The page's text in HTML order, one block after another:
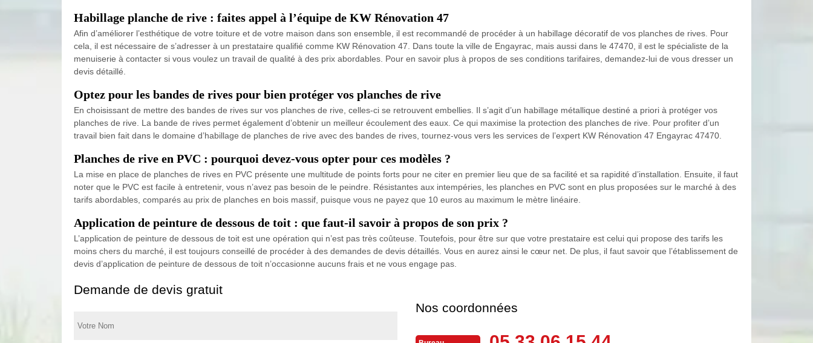
Habillage planche de rive : faites appel à l’équipe de KW Rénovation 47
Afin d’améliorer l’esthétique de votre toiture et de votre maison dans son ensemble, il est recommandé de procéder à un habillage décoratif de vos planches de rives. Pour
cela, il est nécessaire de s’adresser à un prestataire qualifié comme KW Rénovation 47. Dans toute la ville de Engayrac, mais aussi dans le 47470, il est le spécialiste de la
menuiserie à contacter si vous voulez un travail de qualité à des prix abordables. Pour en savoir plus à propos de ses conditions tarifaires, demandez-lui de vous dresser un
devis détaillé.
Optez pour les bandes de rives pour bien protéger vos planches de rive
En choisissant de mettre des bandes de rives sur vos planches de rive, celles-ci se retrouvent embellies. Il s’agit d’un habillage métallique destiné a priori à protéger vos
planches de rive. La bande de rives permet également d’obtenir un meilleur écoulement des eaux. Ce qui maximise la protection des planches de rive. Pour profiter d’un
travail bien fait dans le domaine d’habillage de planches de rive avec des bandes de rives, tournez-vous vers les services de l’expert KW Rénovation 47 Engayrac 47470.
Planches de rive en PVC : pourquoi devez-vous opter pour ces modèles ?
La mise en place de planches de rives en PVC présente une multitude de points forts pour ne citer en premier lieu que de sa facilité et sa rapidité d’installation. Ensuite, il faut
noter que le PVC est facile à entretenir, vous n’avez pas besoin de le peindre. Résistantes aux intempéries, les planches en PVC sont en plus proposées sur le marché à des
tarifs abordables, comparés au prix de planches en bois massif, puisque vous ne payez que 10 euros au maximum le mètre linéaire.
Application de peinture de dessous de toit : que faut-il savoir à propos de son prix ?
L’application de peinture de dessous de toit est une opération qui n’est pas très coûteuse. Toutefois, pour être sur que votre prestataire est celui qui propose des tarifs les
moins chers du marché, il est toujours conseillé de procéder à des demandes de devis détaillés. Vous en aurez ainsi le cœur net. De plus, il faut savoir que l’établissement de
devis d’application de peinture de dessous de toit n’occasionne aucuns frais et ne vous engage pas.
Demande de devis gratuit
Nos coordonnées